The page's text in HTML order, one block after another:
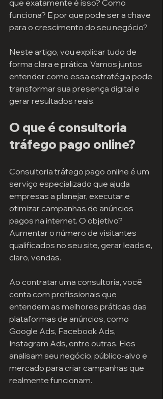
que exatamente é isso? Como
funciona? E por que pode ser a chave
para o crescimento do seu negócio?
Neste artigo, vou explicar tudo de
forma clara e prática. Vamos juntos
entender como essa estratégia pode
transformar sua presença digital e
gerar resultados reais.
O que é consultoria
tráfego pago online?
Consultoria tráfego pago online é um
serviço especializado que ajuda
empresas a planejar, executar e
otimizar campanhas de anúncios
pagos na internet. O objetivo?
Aumentar o número de visitantes
qualificados no seu site, gerar leads e,
claro, vendas.
Ao contratar uma consultoria, você
conta com profissionais que
entendem as melhores práticas das
plataformas de anúncios, como
Google Ads, Facebook Ads,
Instagram Ads, entre outras. Eles
analisam seu negócio, público-alvo e
mercado para criar campanhas que
realmente funcionam.